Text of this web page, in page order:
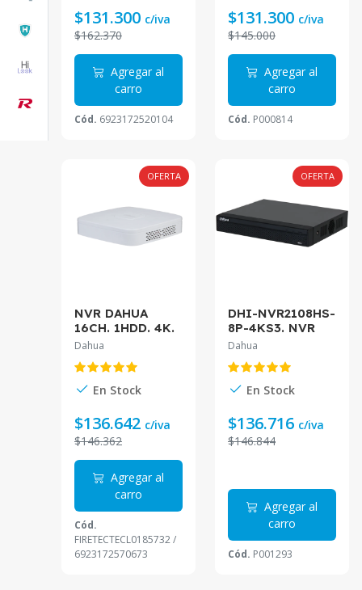
$131.300 c/iva
$162.370
Agregar al
carro
Cód. 6923172520104
$131.300 c/iva
$145.000
Agregar al
carro
Cód. P000814
OFERTA
NVR DAHUA
16CH. 1HDD. 4K.
SMD PLUS 4CH.
DHI-NVR4116-
4KS3
Dahua
En Stock
$136.642 c/iva
$146.362
Agregar al
carro
Cód.
FIRETECTECL0185732 /
6923172570673
OFERTA
DHI-NVR2108HS-
8P-4KS3. NVR
Dahua 8 canales
PoE soporta 1
HDD hasta 20TB
Dahua
En Stock
$136.716 c/iva
$146.844
Agregar al
carro
Cód. P001293